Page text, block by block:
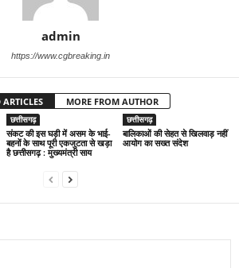
admin
https://www.cgbreaking.in
ARTICLES MORE FROM AUTHOR
छत्तीसगढ़
संकट की इस घड़ी में असम के भाई-
बहनों के साथ पूरी एकजुटता से खड़ा
है छत्तीसगढ़ : मुख्यमंत्री साय
छत्तीसगढ़
बालिकाओं की सेहत से खिलवाड़ नहीं
आयोग का सख्त संदेश